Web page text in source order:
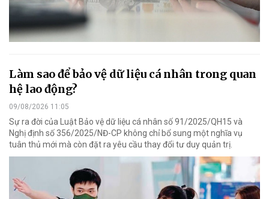
Làm sao để bảo vệ dữ liệu cá nhân trong quan
hệ lao động?
09/08/2026 11:05
Sự ra đời của Luật Bảo vệ dữ liệu cá nhân số 91/2025/QH15 và
Nghị định số 356/2025/NĐ-CP không chỉ bổ sung một nghĩa vụ
tuân thủ mới mà còn đặt ra yêu cầu thay đổi tư duy quản trị.